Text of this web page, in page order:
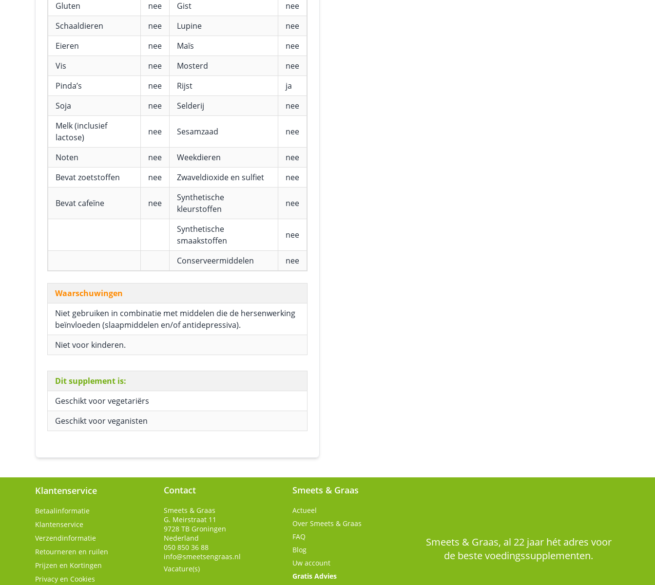
Gluten
nee Gist
nee
Schaaldieren
nee Lupine
nee
Eieren
nee Maïs
nee
Vis
nee Mosterd
nee
Pinda’s
nee Rijst
ja
Soja
nee Selderij
nee
Melk (inclusief
lactose)
nee Sesamzaad nee
Noten nee Weekdieren
nee
Bevat zoetstoffen
nee Zwaveldioxide en sulfiet nee
Bevat cafeïne nee
Synthetische
kleurstoffen
nee
Synthetische
smaakstoffen
nee
Conserveermiddelen nee
Waarschuwingen
Niet gebruiken in combinatie met middelen die de hersenwerking
beïnvloeden (slaapmiddelen en/of antidepressiva).
Niet voor kinderen.
Dit supplement is:
Geschikt voor vegetariërs
Geschikt voor veganisten
Klantenservice
Betaalinformatie
Klantenservice
Verzendinformatie
Retourneren en ruilen
Prijzen en Kortingen
Privacy en Cookies
Contact
Smeets & Graas
G. Meirstraat 11
9728 TB Groningen
Nederland
050 850 36 88
info@smeetsengraas.nl
Vacature(s)
Smeets & Graas
Actueel
Over Smeets & Graas
FAQ
Blog
Uw account
Gratis Advies
Smeets & Graas, al 22 jaar hét adres voor
de beste voedingssupplementen.